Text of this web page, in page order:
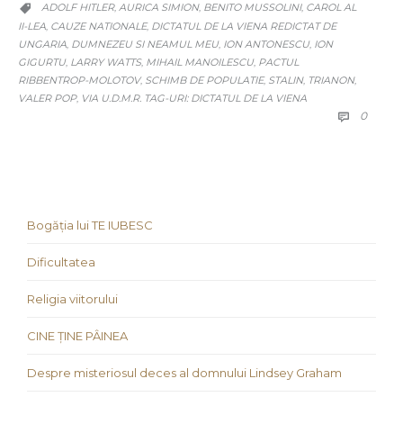
 CATEGORY
ADOLF HITLER, AURICA SIMION, BENITO MUSSOLINI, CAROL AL
II-LEA, CAUZE NATIONALE, DICTATUL DE LA VIENA REDICTAT DE
UNGARIA, DUMNEZEU SI NEAMUL MEU, ION ANTONESCU, ION
GIGURTU, LARRY WATTS, MIHAIL MANOILESCU, PACTUL
RIBBENTROP-MOLOTOV, SCHIMB DE POPULATIE, STALIN, TRIANON,
VALER POP, VIA U.D.M.R. TAG-URI: DICTATUL DE LA VIENA
 0
Bogăția lui TE IUBESC
Dificultatea
Religia viitorului
CINE ȚINE PÂINEA
Despre misteriosul deces al domnului Lindsey Graham